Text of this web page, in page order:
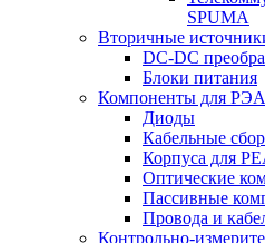
SPUMA
Вторичные
DC-DC
Блоки питания
Компоненты для РЭА
Диоды
Кабельные
Корпуса для
Оптические
Пассивные
Провода и
Контрольно-